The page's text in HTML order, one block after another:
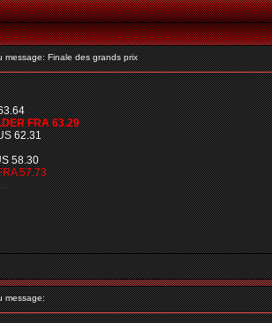
Finale des grands prix
FRA 63.29
62.31
58.30
57.73